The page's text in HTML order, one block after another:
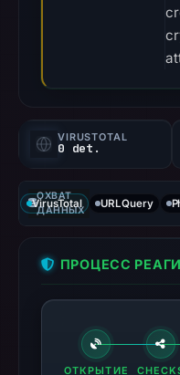
VIRUSTOTAL
0 det.
ОХВАТ
ДАННЫХ
VirusTotal URLQuery
ПРОЦЕСС
ОТКРЫТИЕ